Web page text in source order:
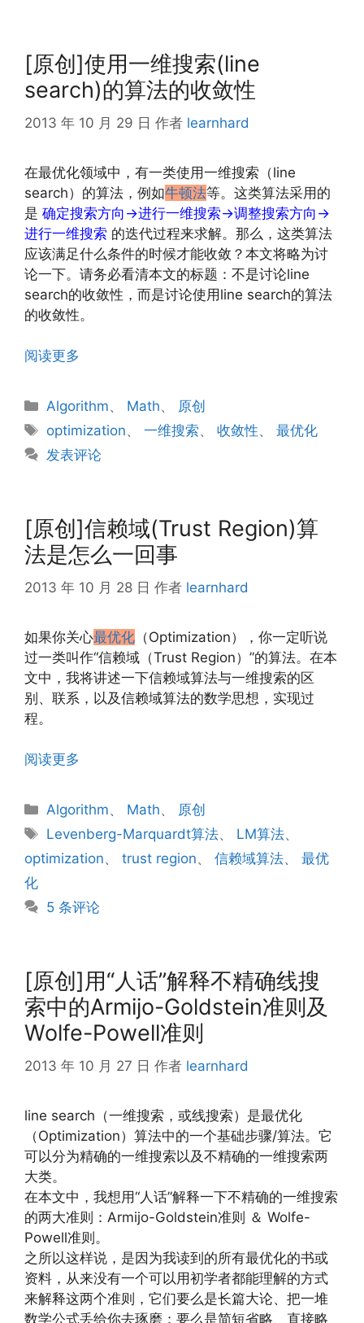
[原创]使用一维搜索(line
search)的算法的收敛性
2013 年 10 月 29 日 作者 learnhard
在最优化领域中，有一类使用一维搜索（line
search）的算法，例如牛顿法等。这类算法采用的
是 确定搜索方向→进行一维搜索→调整搜索方向→
进行一维搜索 的迭代过程来求解。那么，这类算法
应该满足什么条件的时候才能收敛？本文将略为讨
论一下。请务必看清本文的标题：不是讨论line
search的收敛性，而是讨论使用line search的算法
的收敛性。
阅读更多
分
类
Algorithm、 Math、 原创
标
签
optimization、一维搜索、收敛性、最优化
发表评论
[原创]信赖域(Trust Region)算
法是怎么一回事
2013 年 10 月 28 日 作者 learnhard
如果你关心最优化 （Optimization），你一定听说
过一类叫作“信赖域（Trust Region）”的算法。在本
文中，我将讲述一下信赖域算法与一维搜索的区
别、联系，以及信赖域算法的数学思想，实现过
程。
阅读更多
分
类
Algorithm、 Math、 原创
标
签
Levenberg-Marquardt算法、 LM算法、
optimization、 trust region、 信赖域算法、 最优
化
5 条评论
[原创]用“人话”解释不精确线搜
索中的Armijo-Goldstein准则及
Wolfe-Powell准则
2013 年 10 月 27 日 作者 learnhard
line search（一维搜索，或线搜索）是最优化
（Optimization）算法中的一个基础步骤/算法。它
可以分为精确的一维搜索以及不精确的一维搜索两
大类。
在本文中，我想用“人话”解释一下不精确的一维搜索
的两大准则：Armijo-Goldstein准则 ＆ Wolfe-
Powell准则。
之所以这样说，是因为我读到的所有最优化的书或
资料，从来没有一个可以用初学者都能理解的方式
来解释这两个准则，它们要么是长篇大论、把一堆
数学公式丢给你去琢磨；要么是简短省略、直接略